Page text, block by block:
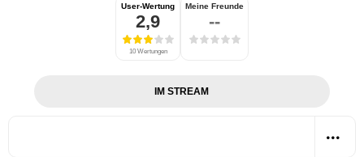
User-Wertung
2,9
10 Wertungen
Meine Freunde
--
IM STREAM